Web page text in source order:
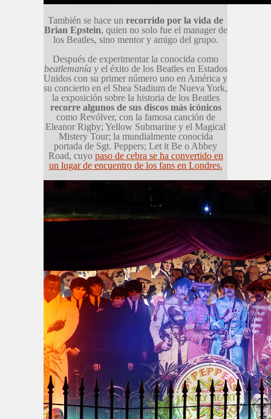
También se hace un recorrido por la vida de
Brian Epstein, quien no solo fue el manager de
los Beatles, sino mentor y amigo del grupo.
Después de experimentar la conocida como
beatlemanía y el éxito de los Beatles en Estados
Unidos con su primer número uno en América y
su concierto en el Shea Stadium de Nueva York,
la exposición sobre la historia de los Beatles
recorre algunos de sus discos más icónicos
como Revólver, con la famosa canción de
Eleanor Rigby; Yellow Submarine y el Magical
Mistery Tour; la mundialmente conocida
portada de Sgt. Peppers; Let it Be o Abbey
Road, cuyo paso de cebra se ha convertido en
un lugar de encuentro de los fans en Londres.